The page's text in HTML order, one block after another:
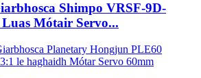
Shimpo VRSF-9D-
Mótair Servo...